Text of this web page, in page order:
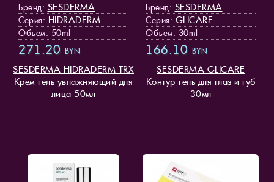
Бренд: SESDERMA
Серия: HIDRADERM
Объём: 50ml
271.20 BYN
SESDERMA HIDRADERM TRX
Крем-гель увлажняющий для
лица 50мл
Бренд: SESDERMA
Серия: GLICARE
Объём: 30ml
166.10 BYN
SESDERMA GLICARE
Контур-гель для глаз и губ
30мл